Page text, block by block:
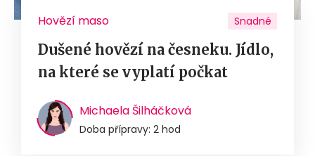
Hovězí maso Snadné
Dušené hovězí na česneku. Jídlo,
na které se vyplatí počkat
Michaela Šilháčková
Doba přípravy: 2 hod